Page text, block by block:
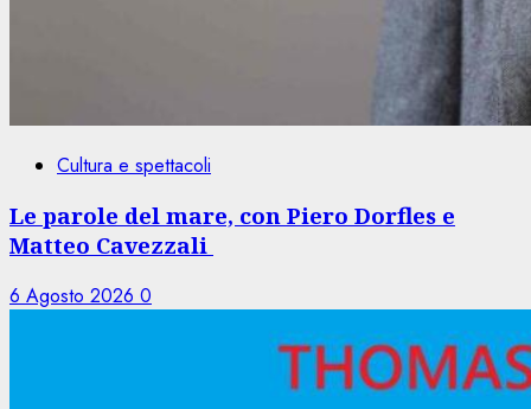
Cultura e spettacoli
Le parole del mare, con Piero Dorfles e
Matteo Cavezzali
6 Agosto 2026 0